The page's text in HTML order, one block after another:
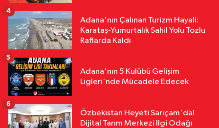
Adana'nın Çalınan Turizm Hayali:
Karataş-Yumurtalık Sahil Yolu Tozlu
Raflarda Kaldı
4
Adana'nın 5 Kulübü Gelişim
Ligleri'nde Mücadele Edecek
5
Özbekistan Heyeti Sarıçam'da!
Dijital Tarım Merkezi İlgi Odağı
6